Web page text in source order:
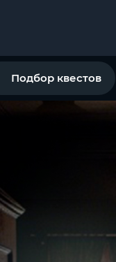
Подбор квестов